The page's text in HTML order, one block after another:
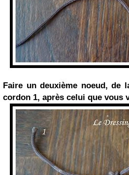
Faire un deuxième noeud, de
cordon 1, après celui que vous